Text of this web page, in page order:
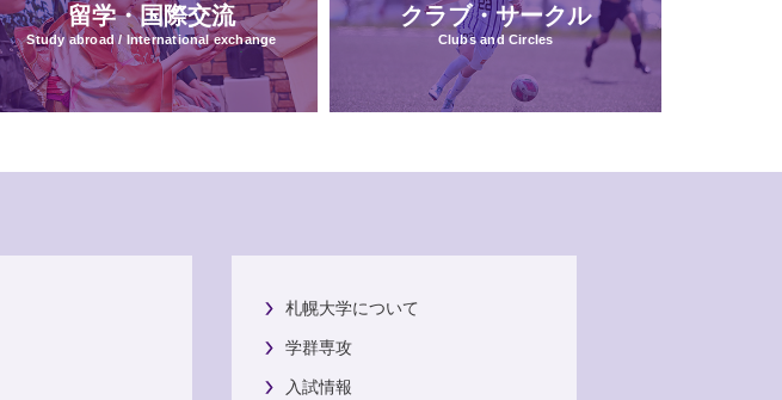
留学・国際交流
Study abroad / International exchange
クラブ・サークル
Clubs and Circles
札幌大学について
学群専攻
入試情報